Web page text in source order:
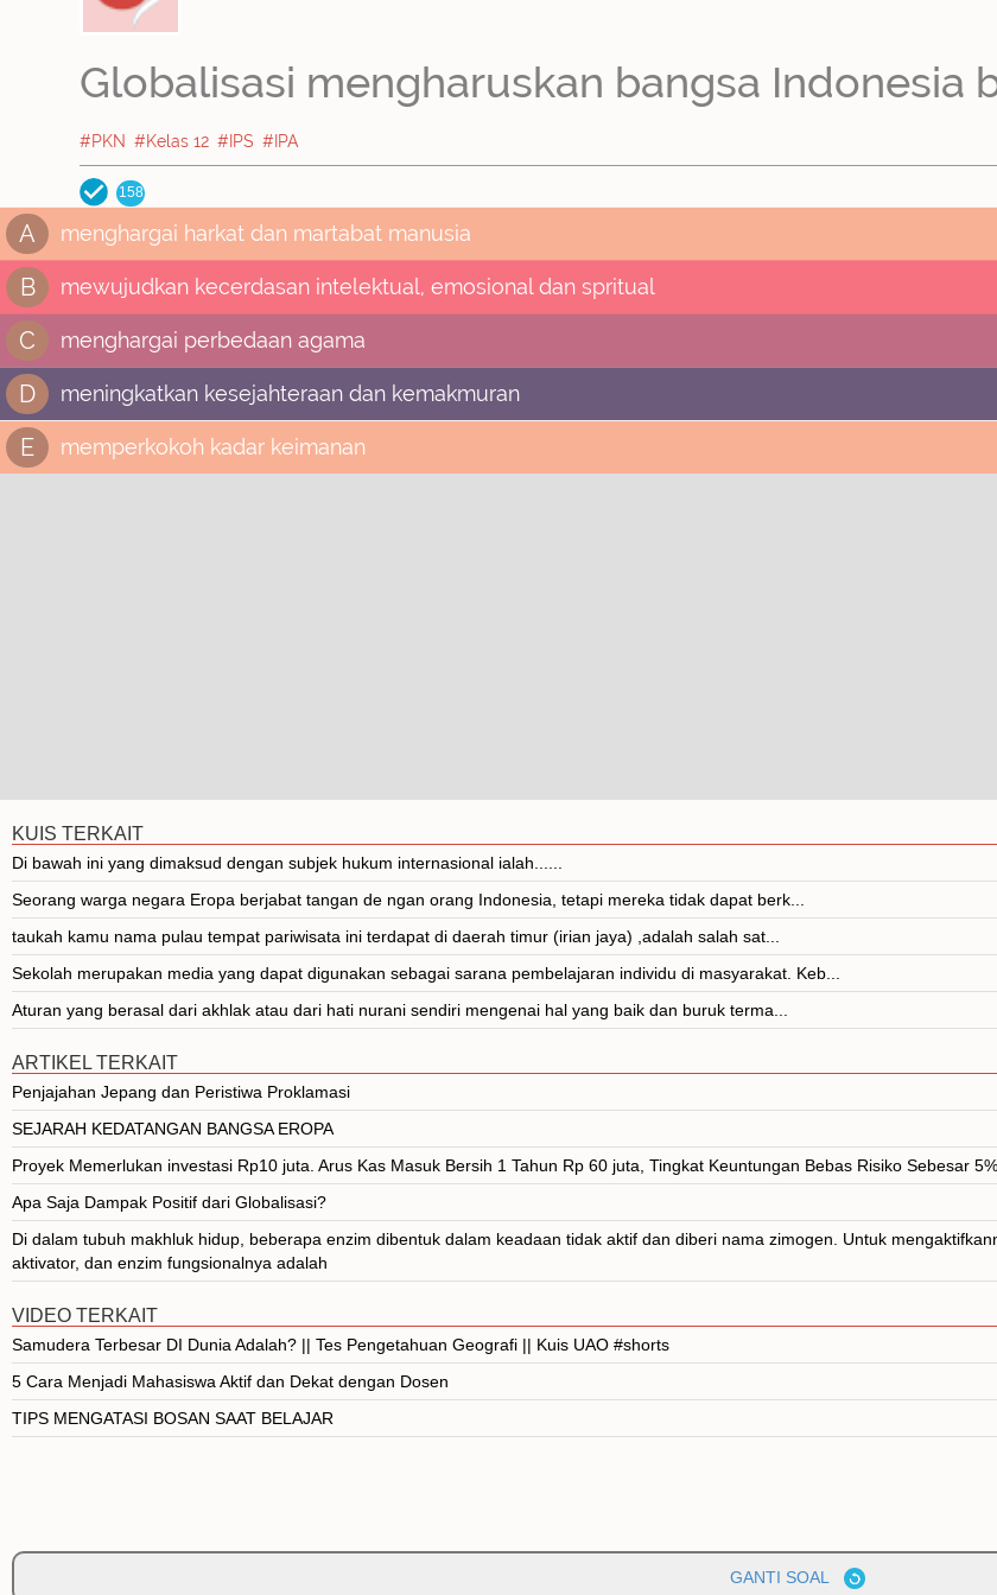
Globalisasi mengharuskan bangsa Indonesia
#PKN #Kelas 12 #IPS #IPA
158
A menghargai harkat dan martabat manusia
B mewujudkan kecerdasan intelektual, emosional dan spritual
C menghargai perbedaan agama
D meningkatkan kesejahteraan dan kemakmuran
E memperkokoh kadar keimanan
KUIS TERKAIT
Di bawah ini yang dimaksud dengan subjek hukum internasional ialah......
Seorang warga negara Eropa berjabat tangan de­ ngan orang Indonesia, tetapi mereka tidak dapat berk...
taukah kamu nama pulau tempat pariwisata ini terdapat di daerah timur (irian jaya) ,adalah salah sat...
Sekolah merupakan media yang dapat digunakan sebagai sarana pembelajaran individu di masyarakat. Keb...
Aturan yang berasal dari akhlak atau dari hati nurani sendiri mengenai hal yang baik dan buruk terma...
ARTIKEL TERKAIT
Penjajahan Jepang dan Peristiwa Proklamasi
SEJARAH KEDATANGAN BANGSA EROPA
Proyek Memerlukan investasi Rp10 juta. Arus Kas Masuk Bersih 1 Tahun Rp 60 juta, Tingkat Keuntungan Bebas Risiko Sebesar
Apa Saja Dampak Positif dari Globalisasi?
Di dalam tubuh makhluk hidup, beberapa enzim dibentuk dalam keadaan tidak aktif dan diberi nama zimogen. Untuk
aktivator, dan enzim fungsionalnya adalah
VIDEO TERKAIT
Samudera Terbesar DI Dunia Adalah? || Tes Pengetahuan Geografi || Kuis UAO #shorts
5 Cara Menjadi Mahasiswa Aktif dan Dekat dengan Dosen
TIPS MENGATASI BOSAN SAAT BELAJAR
GANTI SOAL